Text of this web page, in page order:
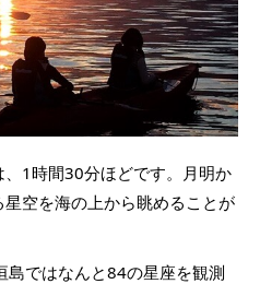
1時間30分ほどです。月明か
空を海の上から眺めることが
ではなんと84の星座を観測